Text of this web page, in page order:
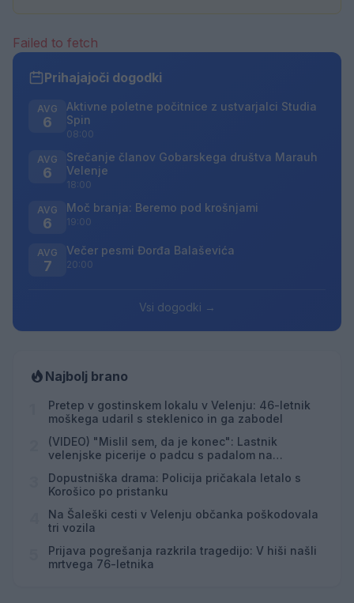
Failed to fetch
Prihajajoči dogodki
AVG
6
Aktivne poletne počitnice z ustvarjalci Studia
Spin
08:00
AVG
6
Srečanje članov Gobarskega društva Marauh
Velenje
18:00
AVG
6
Moč branja: Beremo pod krošnjami
19:00
AVG
7
Večer pesmi Đorđa Balaševića
20:00
Vsi dogodki →
Najbolj brano
Pretep v gostinskem lokalu v Velenju: 46-letnik
moškega udaril s steklenico in ga zabodel
(VIDEO) "Mislil sem, da je konec": Lastnik
velenjske picerije o padcu s padalom na
Dopustniška drama: Policija pričakala letalo s
Korošico po pristanku
Na Šaleški cesti v Velenju občanka poškodovala
tri vozila
Prijava pogrešanja razkrila tragedijo: V hiši našli
mrtvega 76-letnika